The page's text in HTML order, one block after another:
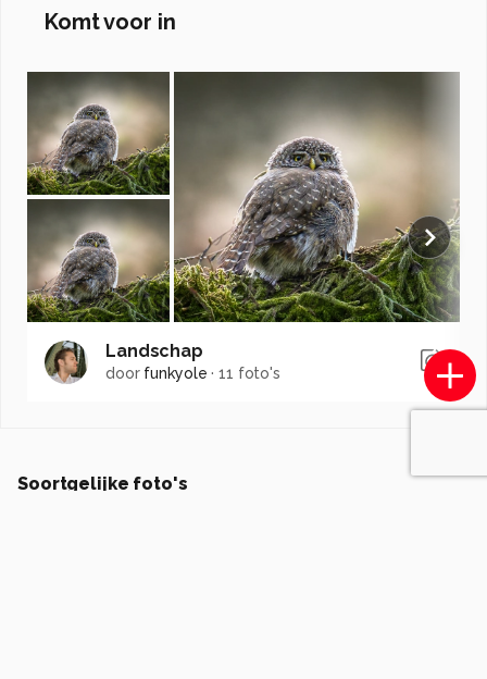
Komt voor in
Landschap
door funkyole ·11 foto's
Soortgelijke foto's